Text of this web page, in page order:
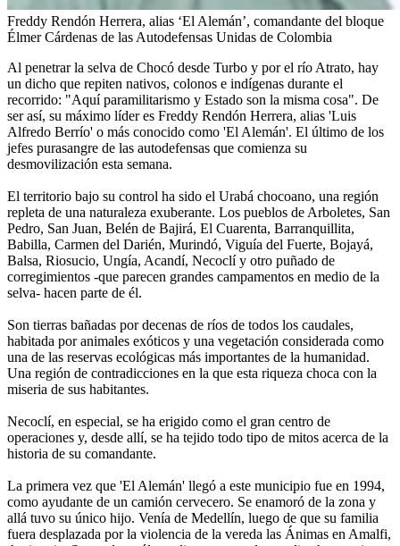
Freddy Rendón Herrera, alias ‘El Alemán’, comandante del bloque
Élmer Cárdenas de las Autodefensas Unidas de Colombia
Al penetrar la selva de Chocó desde Turbo y por el río Atrato, hay
un dicho que repiten nativos, colonos e indígenas durante el
recorrido: "Aquí paramilitarismo y Estado son la misma cosa". De
ser así, su máximo líder es Freddy Rendón Herrera, alias 'Luis
Alfredo Berrío' o más conocido como 'El Alemán'. El último de los
jefes purasangre de las autodefensas que comienza su
desmovilización esta semana.
El territorio bajo su control ha sido el Urabá chocoano, una región
repleta de una naturaleza exuberante. Los pueblos de Arboletes, San
Pedro, San Juan, Belén de Bajirá, El Cuarenta, Barranquillita,
Babilla, Carmen del Darién, Murindó, Viguía del Fuerte, Bojayá,
Balsa, Riosucio, Ungía, Acandí, Necoclí y otro puñado de
corregimientos -que parecen grandes campamentos en medio de la
selva- hacen parte de él.
Son tierras bañadas por decenas de ríos de todos los caudales,
habitada por animales exóticos y una vegetación considerada como
una de las reservas ecológicas más importantes de la humanidad.
Una región de contradicciones en la que esta riqueza choca con la
miseria de sus habitantes.
Necoclí, en especial, se ha erigido como el gran centro de
operaciones y, desde allí, se ha tejido todo tipo de mitos acerca de la
historia de su comandante.
La primera vez que 'El Alemán' llegó a este municipio fue en 1994,
como ayudante de un camión cervecero. Se enamoró de la zona y
allá tuvo su único hijo. Venía de Medellín, luego de que su familia
fuera desplazada por la violencia de la vereda las Ánimas en Amalfi,